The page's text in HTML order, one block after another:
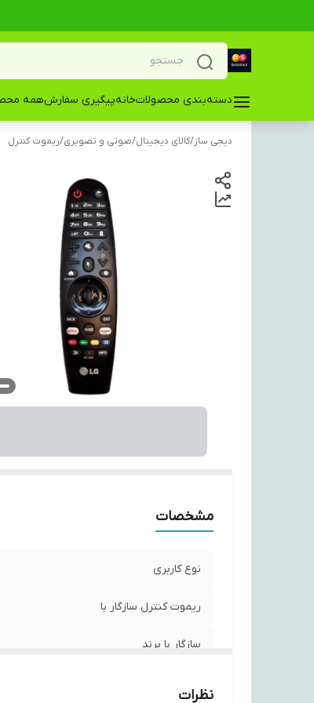
دسته‌بندی محصولاتخانهپیگیری سفارشهمه
دیجی ساز/کالای دیجیتال/صوتی و تصویری/ریموت کنترل
مشخصات
نوع کاربری
ریموت کنترل سازگار با
سازگار با برند
نظرات